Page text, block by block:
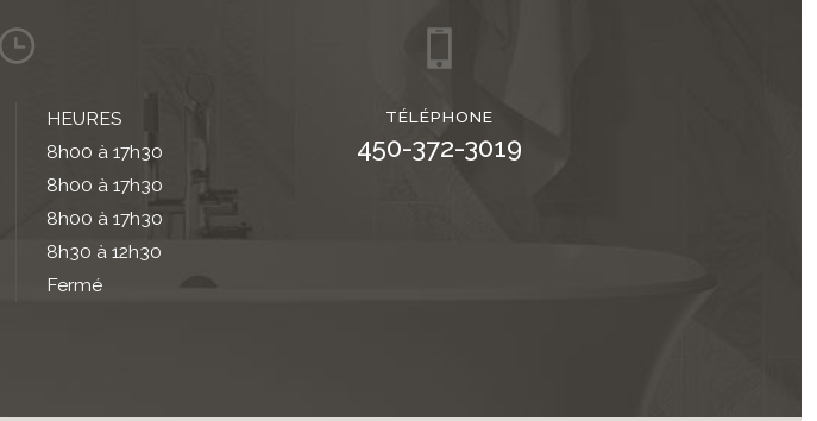
HEURES
8h00 à 17h30
8h00 à 17h30
8h00 à 17h30
8h30 à 12h30
Fermé
TÉLÉPHONE
450-372-3019